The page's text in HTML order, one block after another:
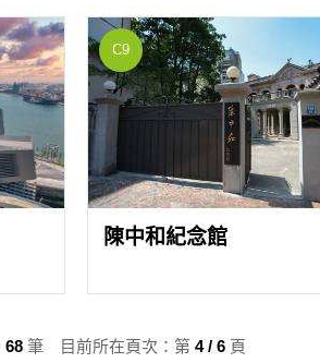
C9
陳中和紀念館
68筆 目前所在頁次：第 4 / 6頁